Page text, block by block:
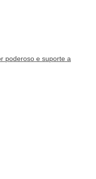
poderoso e suporte a